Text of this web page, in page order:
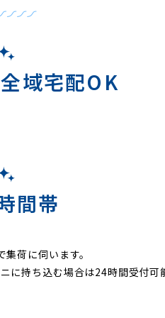
域宅配OK
間帯
荷に伺います。
に持ち込む場合は24時間受付可